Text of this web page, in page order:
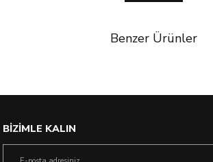
Benzer Ürünler
BİZİMLE KALIN